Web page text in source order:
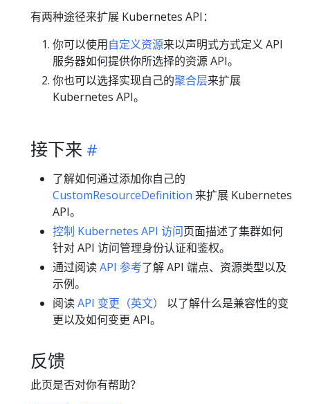
有两种途径来扩展 Kubernetes API：
你可以使用自定义资源来以声明式方式定义 API
服务器如何提供你所选择的资源 API。
你也可以选择实现自己的聚合层来扩展
Kubernetes API。
接下来
了解如何通过添加你自己的
CustomResourceDefinition 来扩展 Kubernetes
API。
控制 Kubernetes API 访问页面描述了集群如何
针对 API 访问管理身份认证和鉴权。
通过阅读API 参考了解 API 端点、资源类型以及
示例。
阅读API 变更（英文）
以了解什么是兼容性的变
更以及如何变更 API。
反馈
此页是否对你有帮助？